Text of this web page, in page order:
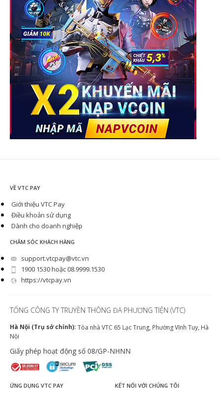
VỀ VTC PAY
Giới thiệu VTC Pay
Điều khoản sử dụng
Dành cho doanh nghiệp
CHĂM SÓC KHÁCH HÀNG
support.vtcpay@vtc.vn
1900 1530 hoặc 08.9999.1530
https://vtcpay.vn
TỔNG CÔNG TY TRUYỀN THÔNG ĐA PHƯƠNG TIỆN (VTC)
Hà Nội (Trụ sở chính): Tòa nhà VTC 65 Lạc Trung, Phường Vĩnh Tuy, Hà
Nội
Giấy phép hoạt động số 08/GP-NHNN
ỨNG DỤNG VTC PAY KẾT NỐI VỚI CHÚNG TÔI